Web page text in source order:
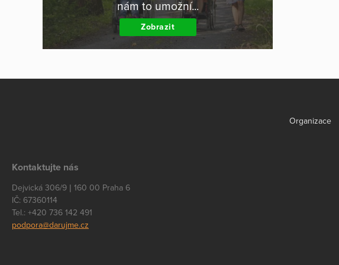
nám to umožní...
Zobrazit
Organizace
Kontaktujte nás
Dejvická 306/9 | 160 00 Praha 6
IČ: 67360114
Tel.: +420 736 142 491
podpora@darujme.cz